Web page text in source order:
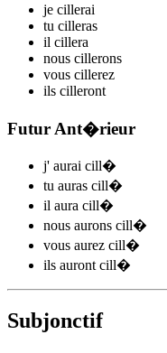
je cillerai
tu cilleras
il cillera
nous cillerons
vous cillerez
ils cilleront
Futur Ant�rieur
j' aurai cill�
tu auras cill�
il aura cill�
nous aurons cill�
vous aurez cill�
ils auront cill�
Subjonctif